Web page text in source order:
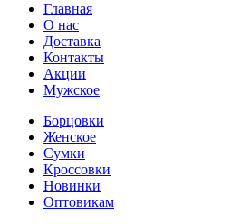
Главная
О нас
Доставка
Контакты
Акции
Мужское
Борцовки
Женское
Сумки
Кроссовки
Новинки
Оптовикам